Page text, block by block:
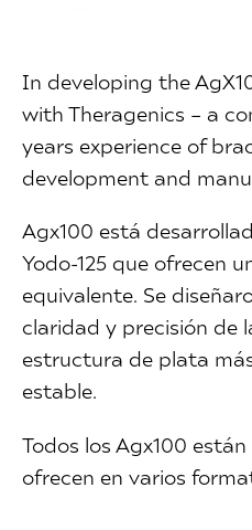
In developing the
with Theragenics – a
years experience of
development and
Agx100 está
Yodo-125 que ofrecen
equivalente. Se
claridad y precisión de
estructura de plata
estable.
Todos los Agx100
ofrecen en varios